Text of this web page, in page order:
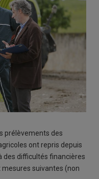
prélèvements des
ont repris depuis
des difficultés financières
mesures suivantes (non